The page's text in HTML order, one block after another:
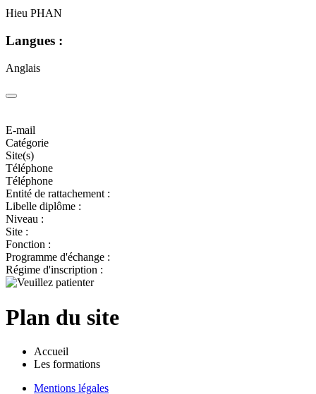
Hieu PHAN
Langues :
Anglais
E-mail
Catégorie
Site(s)
Téléphone
Téléphone
Entité de rattachement :
Libelle diplôme :
Niveau :
Site :
Fonction :
Programme d'échange :
Régime d'inscription :
Plan du site
Accueil
Les formations
Mentions légales